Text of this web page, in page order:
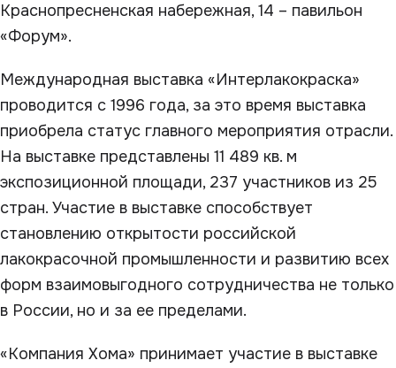
Краснопресненская набережная, 14 – павильон
«Форум».
Международная выставка «Интерлакокраска»
проводится с 1996 года, за это время выставка
приобрела статус главного мероприятия отрасли.
На выставке представлены 11 489 кв. м
экспозиционной площади, 237 участников из 25
стран. Участие в выставке способствует
становлению открытости российской
лакокрасочной промышленности и развитию всех
форм взаимовыгодного сотрудничества не только
в России, но и за ее пределами.
«Компания Хома» принимает участие в выставке